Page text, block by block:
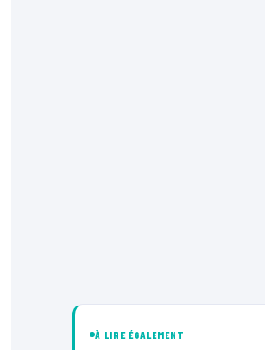
À LIRE ÉGALEMENT